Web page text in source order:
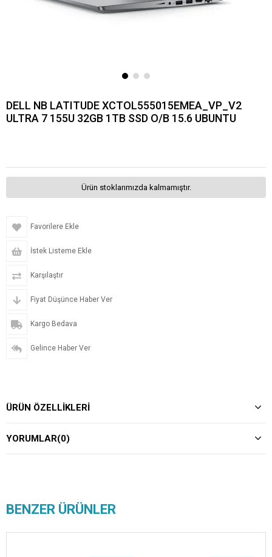
DELL NB LATITUDE XCTOL555015EMEA_VP_V2
ULTRA 7 155U 32GB 1TB SSD O/B 15.6 UBUNTU
Ürün stoklarımızda kalmamıştır.
Favorilere Ekle
İstek Listeme Ekle
Karşılaştır
Fiyat Düşünce Haber Ver
Kargo Bedava
Gelince Haber Ver
ÜRÜN ÖZELLIKLERI
YORUMLAR(0)
BENZER ÜRÜNLER